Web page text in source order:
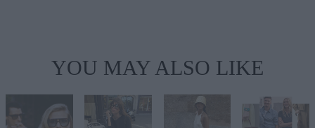
YOU MAY ALSO LIKE